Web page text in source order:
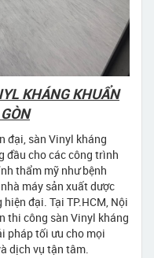
KHÁNG KHUẨN
đại, sàn Vinyl kháng
đầu cho các công trình
thẩm mỹ như bệnh
máy sản xuất dược
đại. Tại TP.HCM, Nội
thi công sàn Vinyl kháng
pháp tối ưu cho mọi
dịch vụ tận tâm.